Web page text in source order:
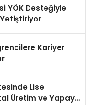
YÖK Desteğiyle
Kariyer
Lise
Üretim ve Yapay